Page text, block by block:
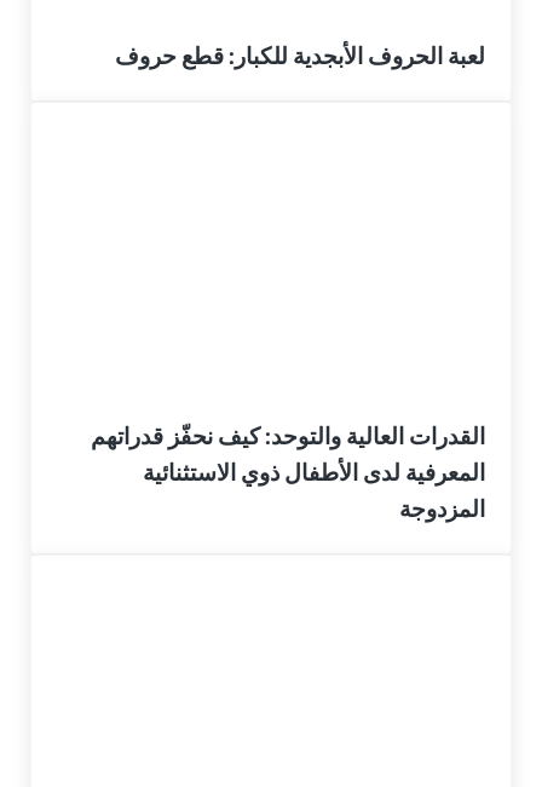
لعبة الحروف الأبجدية للكبار: قطع حروف
القدرات العالية والتوحد: كيف نحفّز قدراتهم
المعرفية لدى الأطفال ذوي الاستثنائية
المزدوجة